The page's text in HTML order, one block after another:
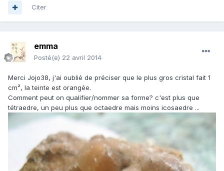
Citer
emma
Posté(e) 22 avril 2014
Merci Jojo38, j'ai oublié de préciser que le plus gros cristal fait 1
cm², la teinte est orangée.
Comment peut on qualifier/nommer sa forme? c'est plus que
tétraedre, un peu plus que octaedre mais moins icosaedre ...